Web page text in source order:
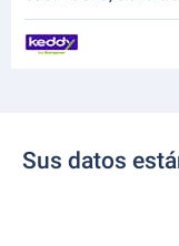
Sus datos